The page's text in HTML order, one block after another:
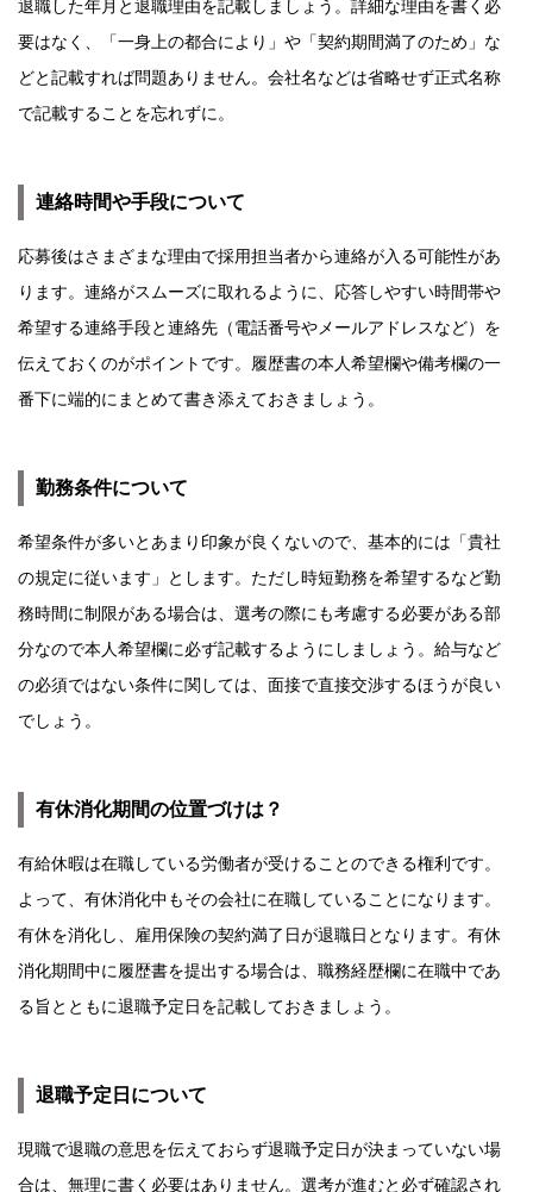
退職した年月と退職理由を記載しましょう。詳細な理由を書く必
要はなく、「一身上の都合により」や「契約期間満了のため」な
どと記載すれば問題ありません。会社名などは省略せず正式名称
で記載することを忘れずに。
連絡時間や手段について
応募後はさまざまな理由で採用担当者から連絡が入る可能性があ
ります。連絡がスムーズに取れるように、応答しやすい時間帯や
希望する連絡手段と連絡先（電話番号やメールアドレスなど）を
伝えておくのがポイントです。履歴書の本人希望欄や備考欄の一
番下に端的にまとめて書き添えておきましょう。
勤務条件について
希望条件が多いとあまり印象が良くないので、基本的には「貴社
の規定に従います」とします。ただし時短勤務を希望するなど勤
務時間に制限がある場合は、選考の際にも考慮する必要がある部
分なので本人希望欄に必ず記載するようにしましょう。給与など
の必須ではない条件に関しては、面接で直接交渉するほうが良い
でしょう。
有休消化期間の位置づけは？
有給休暇は在職している労働者が受けることのできる権利です。
よって、有休消化中もその会社に在職していることになります。
有休を消化し、雇用保険の契約満了日が退職日となります。有休
消化期間中に履歴書を提出する場合は、職務経歴欄に在職中であ
る旨とともに退職予定日を記載しておきましょう。
退職予定日について
現職で退職の意思を伝えておらず退職予定日が決まっていない場
合は、無理に書く必要はありません。選考が進むと必ず確認され